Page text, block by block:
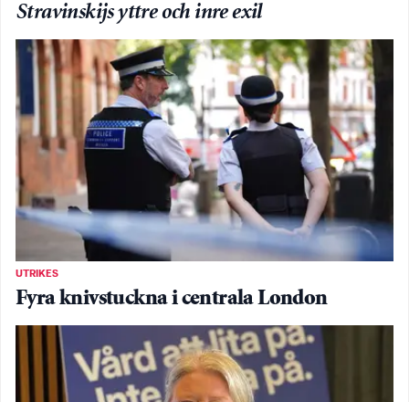
Stravinskijs yttre och inre exil
UTRIKES
Fyra knivstuckna i centrala London